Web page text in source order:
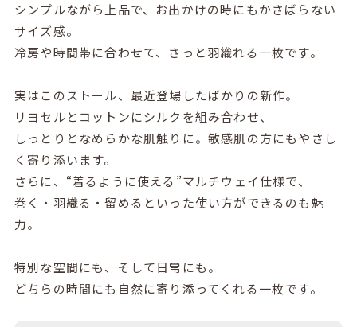
シンプルながら上品で、お出かけの時にもかさばらない
サイズ感。
冷房や時間帯に合わせて、さっと羽織れる一枚です。
実はこのストール、最近登場したばかりの新作。
リヨセルとコットンにシルクを組み合わせ、
しっとりとなめらかな肌触りに。敏感肌の方にもやさし
く寄り添います。
さらに、“着るように使える”マルチウェイ仕様で、
巻く・羽織る・留めるといった使い方ができるのも魅
力。
特別な空間にも、そして日常にも。
どちらの時間にも自然に寄り添ってくれる一枚です。